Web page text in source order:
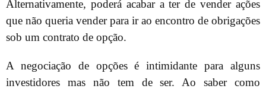
Alternativamente, poderá acabar a ter de vender ações
que não queria vender para ir ao encontro de obrigações
sob um contrato de opção.
A negociação de opções é intimidante para alguns
investidores mas não tem de ser. Ao saber como